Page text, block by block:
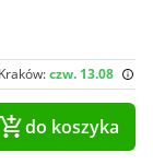
Kraków:czw. 13.08
do koszyka